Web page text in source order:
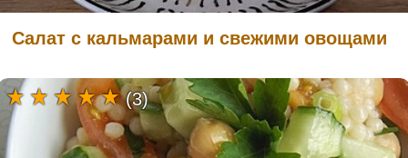
Салат с кальмарами и свежими овощами
(3)